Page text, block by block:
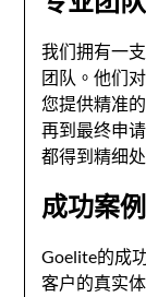
我们拥有一
团队。他们
您提供精准
再到最终申
都得到精细处
成功案
Goelite的成
客户的真实